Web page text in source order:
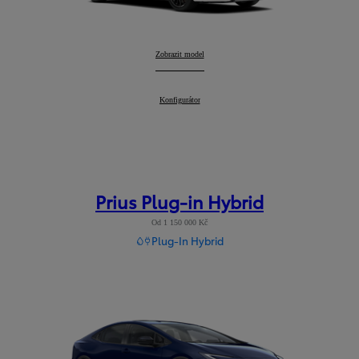
GR Yaris:
Zobrazit model
GR Yaris:
Konfigurátor
Prius Plug-in Hybrid
Od 1 150 000 Kč
Plug-In Hybrid